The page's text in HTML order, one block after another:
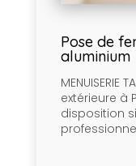
Pose de
aluminium
extérieure à
disposition